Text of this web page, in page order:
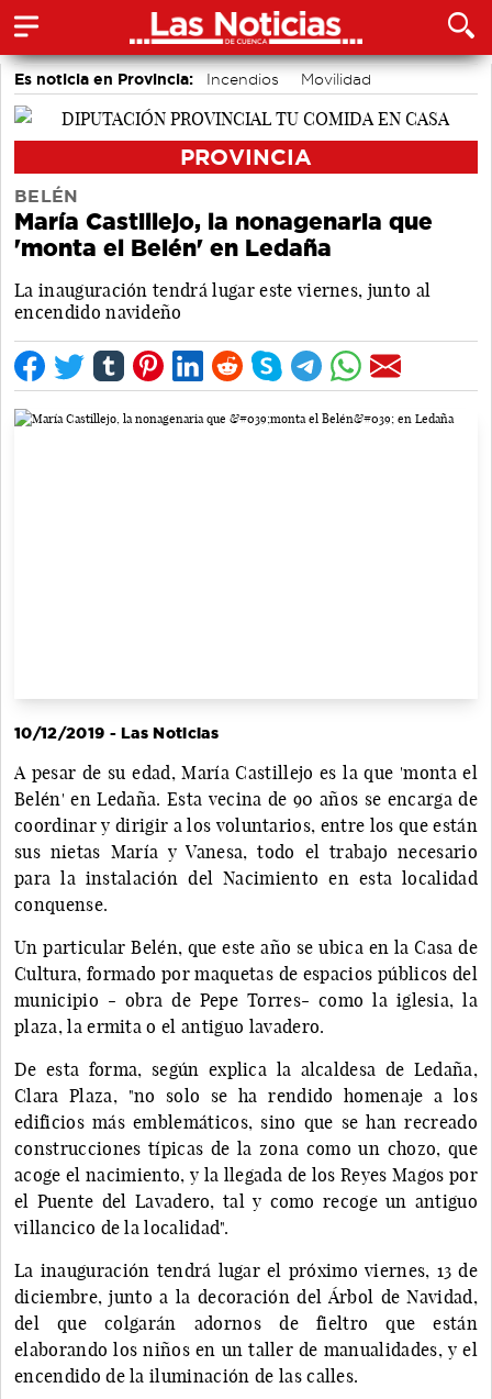
Es noticia en Provincia: Incendios Movilidad
PROVINCIA
BELÉN
María Castillejo, la nonagenaria que
'monta el Belén' en Ledaña
La inauguración tendrá lugar este viernes, junto al
encendido navideño
10/12/2019 - Las Noticias
A pesar de su edad, María Castillejo es la que 'monta el
Belén' en Ledaña. Esta vecina de 90 años se encarga de
coordinar y dirigir a los voluntarios, entre los que están
sus nietas María y Vanesa, todo el trabajo necesario
para la instalación del Nacimiento en esta localidad
conquense.
Un particular Belén, que este año se ubica en la Casa de
Cultura, formado por maquetas de espacios públicos del
municipio - obra de Pepe Torres- como la iglesia, la
plaza, la ermita o el antiguo lavadero.
De esta forma, según explica la alcaldesa de Ledaña,
Clara Plaza, "no solo se ha rendido homenaje a los
edificios más emblemáticos, sino que se han recreado
construcciones típicas de la zona como un chozo, que
acoge el nacimiento, y la llegada de los Reyes Magos por
el Puente del Lavadero, tal y como recoge un antiguo
villancico de la localidad".
La inauguración tendrá lugar el próximo viernes, 13 de
diciembre, junto a la decoración del Árbol de Navidad,
del que colgarán adornos de fieltro que están
elaborando los niños en un taller de manualidades, y el
encendido de la iluminación de las calles.